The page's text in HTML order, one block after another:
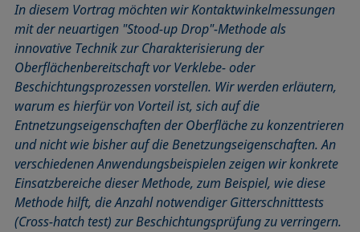
In diesem Vortrag möchten wir Kontaktwinkelmessungen
mit der neuartigen "Stood-up Drop"-Methode als
innovative Technik zur Charakterisierung der
Oberflächenbereitschaft vor Verklebe- oder
Beschichtungsprozessen vorstellen. Wir werden erläutern,
warum es hierfür von Vorteil ist, sich auf die
Entnetzungseigenschaften der Oberfläche zu konzentrieren
und nicht wie bisher auf die Benetzungseigenschaften. An
verschiedenen Anwendungsbeispielen zeigen wir konkrete
Einsatzbereiche dieser Methode, zum Beispiel, wie diese
Methode hilft, die Anzahl notwendiger Gitterschnitttests
(Cross-hatch test) zur Beschichtungsprüfung zu verringern.